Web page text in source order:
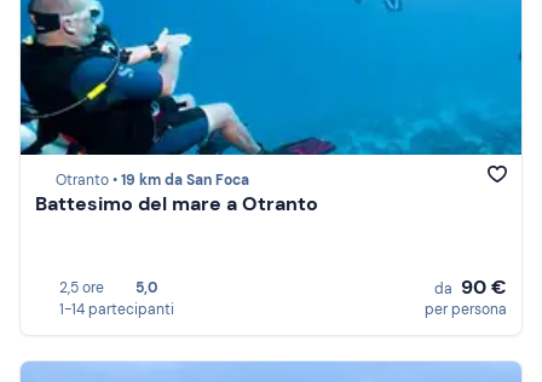
Otranto •19 km da San Foca
Battesimo del mare a Otranto
2,5 ore
5,0
1-14 partecipanti
da 90 €
per persona